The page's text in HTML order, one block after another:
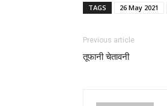
TAGS 26 May 2021
Previous article
तूफानी चेतावनी